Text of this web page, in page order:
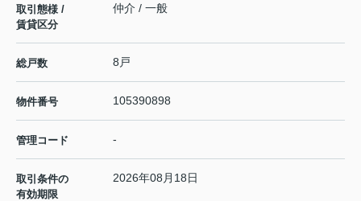
取引態様 /
賃貸区分
仲介 / 一般
総戸数 8戸
物件番号 105390898
管理コード -
取引条件の
有効期限
2026年08月18日